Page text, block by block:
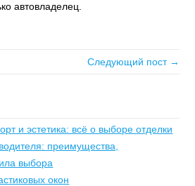
автовладелец.
Следующий пост →
и эстетика: всё о выборе отделки
преимущества,
выбора
окон